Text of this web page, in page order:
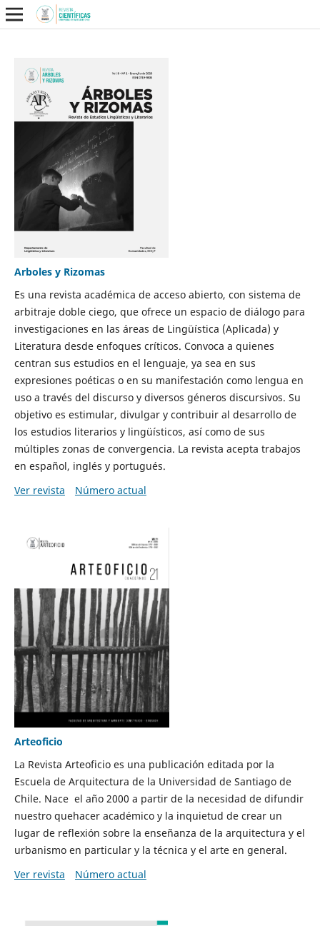
Arboles y Rizomas
Es una revista académica de acceso abierto, con sistema de
arbitraje doble ciego, que ofrece un espacio de diálogo para
investigaciones en las áreas de Lingüística (Aplicada) y
Literatura desde enfoques críticos. Convoca a quienes
centran sus estudios en el lenguaje, ya sea en sus
expresiones poéticas o en su manifestación como lengua en
uso a través del discurso y diversos géneros discursivos. Su
objetivo es estimular, divulgar y contribuir al desarrollo de
los estudios literarios y lingüísticos, así como de sus
múltiples zonas de convergencia. La revista acepta trabajos
en español, inglés y portugués.
Ver revista
Número actual
Arteoficio
La Revista Arteoficio es una publicación editada por la
Escuela de Arquitectura de la Universidad de Santiago de
Chile. Nace el año 2000 a partir de la necesidad de difundir
nuestro quehacer académico y la inquietud de crear un
lugar de reflexión sobre la enseñanza de la arquitectura y el
urbanismo en particular y la técnica y el arte en general.
Ver revista
Número actual